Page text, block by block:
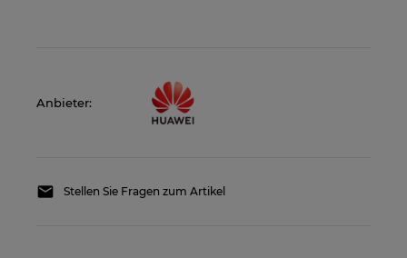
Anbieter:
Stellen Sie Fragen zum Artikel